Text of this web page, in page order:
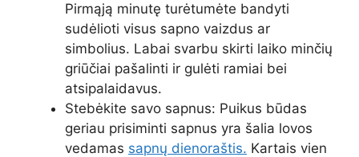
Pirmąją minutę turėtumėte bandyti
sudėlioti visus sapno vaizdus ar
simbolius. Labai svarbu skirti laiko minčių
griūčiai pašalinti ir gulėti ramiai bei
atsipalaidavus.
Stebėkite savo sapnus: Puikus būdas
geriau prisiminti sapnus yra šalia lovos
vedamas sapnų dienoraštis. Kartais vien